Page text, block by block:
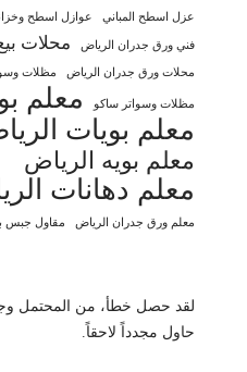
عزل اسطح المباني عوازل اسطح
فني ورق جدران الرياض محلات
محلات ورق جدران الرياض مظلات
مظلات وسواتر ساكو
معلم
معلم بويات
معلم بويه الرياض
معلم دهانات
معلم ورق جدران الرياض مقاول جبس
لقد حصل خطأ، من المحتمل
حاول مجدداً لاحقاً.